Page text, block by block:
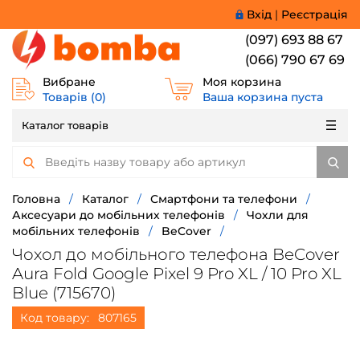
Вхід | Реєстрація
(097) 693 88 67
(066) 790 67 69
Вибране
Товарів (0)
Моя корзина
Ваша корзина пуста
Каталог товарів
Головна / Каталог / Смартфони та телефони
/
Аксесуари до мобільних телефонів
/
Чохли для
мобільних телефонів
/ BeCover /
Чохол до мобільного телефона BeCover
Aura Fold Google Pixel 9 Pro XL / 10 Pro XL
Blue (715670)
Код товару: 807165